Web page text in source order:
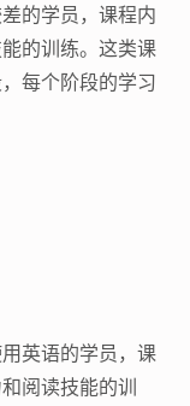
的学员，课程内
的训练。这类课
每个阶段的学习
英语的学员，课
阅读技能的训